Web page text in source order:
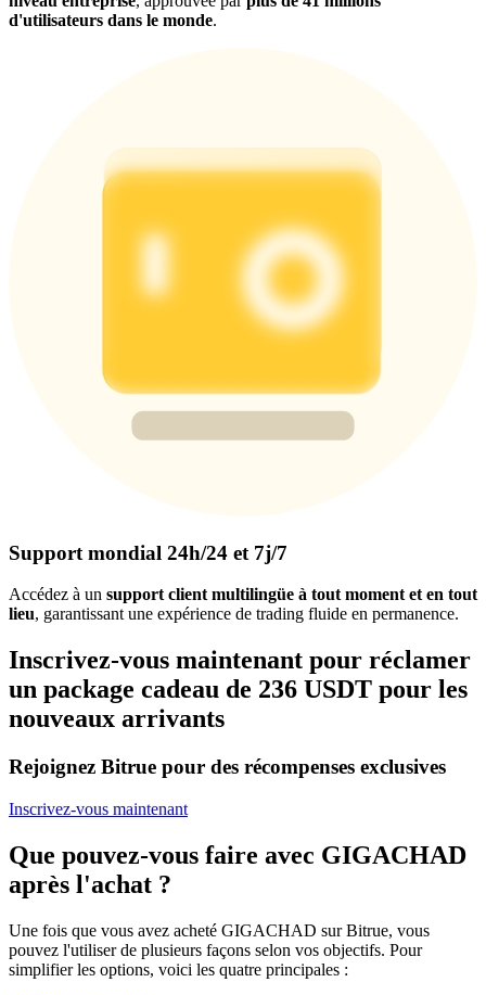
d'utilisateurs dans le monde.
Support mondial 24h/24 et 7j/7
Accédez à un support client multilingüe à tout moment et en tout
lieu, garantissant une expérience de trading fluide en permanence.
Inscrivez-vous maintenant pour réclamer
un package cadeau de 236 USDT pour les
nouveaux arrivants
Rejoignez Bitrue pour des récompenses exclusives
Inscrivez-vous maintenant
Que pouvez-vous faire avec GIGACHAD
après l'achat ?
Une fois que vous avez acheté GIGACHAD sur Bitrue, vous
pouvez l'utiliser de plusieurs façons selon vos objectifs. Pour
simplifier les options, voici les quatre principales :